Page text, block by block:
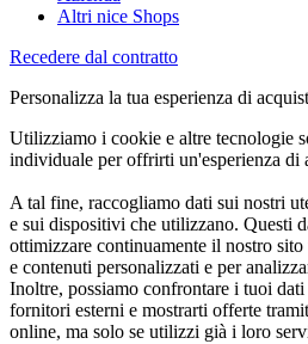
Altri nice Shops
Recedere dal contratto
Personalizza la tua esperienza di
Utilizziamo i cookie e altre tecnologie
individuale per offrirti un'esperienza di
A tal fine, raccogliamo dati sui nostri
e sui dispositivi che utilizzano. Questi
ottimizzare continuamente il nostro
e contenuti personalizzati e per
Inoltre, possiamo confrontare i tuoi
fornitori esterni e mostrarti offerte
online, ma solo se utilizzi già i loro